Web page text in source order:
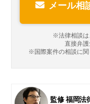
メール相
※法律相談は
直接弁護
※国際案件の相談に関
監修 福岡法